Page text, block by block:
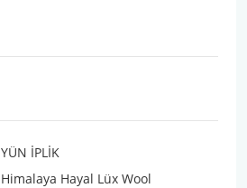
YÜN İPLİK
Himalaya Hayal Lüx Wool